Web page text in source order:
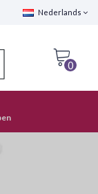
Nederlands
0